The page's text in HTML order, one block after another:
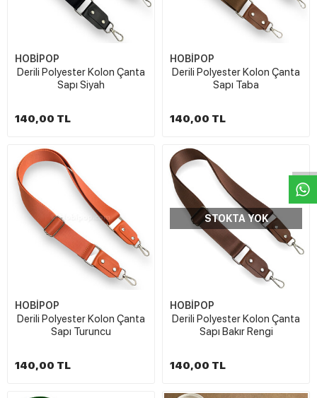
HOBİPOP
Derili Polyester Kolon Çanta
Sapı Siyah
140,00 TL
HOBİPOP
Derili Polyester Kolon Çanta
Sapı Taba
140,00 TL
HOBİPOP
Derili Polyester Kolon Çanta
Sapı Turuncu
140,00 TL
STOKTA YOK
HOBİPOP
Derili Polyester Kolon Çanta
Sapı Bakır Rengi
140,00 TL